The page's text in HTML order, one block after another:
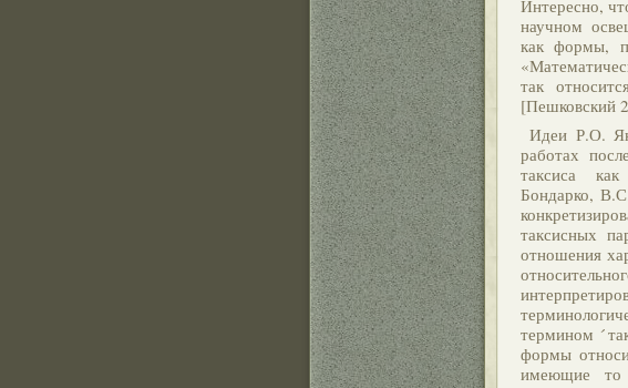
Интересно,
научном
как формы,
так
[Пешковский
Идеи Р.О.
работах
таксиса
Бондарко,
таксисных
отношения
термином
формы
имеющие то